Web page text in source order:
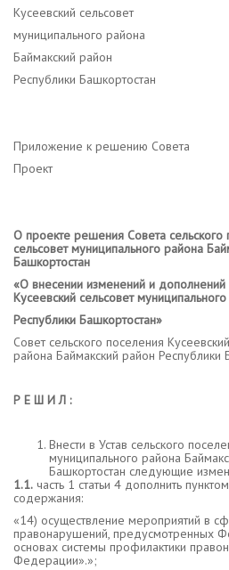
Кусеевский сельсовет
муниципального района
Баймакский район
Республики Башкортостан
Приложение к решению Совета
Проект
О проекте решения Совета сельского
сельсовет муниципального района
Башкортостан
«О внесении изменений и дополнений
Кусеевский сельсовет
Республики Башкортостан»
Совет сельского поселения
района Баймакский район Республики
Р Е Ш И Л :
Внести в Устав сельского
муниципального района
Башкортостан следующие
1.1. часть 1 статьи 4 дополнить
содержания:
«14) осуществление мероприятий в
правонарушений, предусмотренных
основах системы профилактики
Федерации».»;